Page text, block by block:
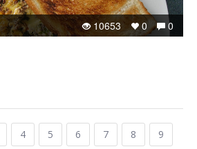
0
0
10653
4 5 6 7 8
9